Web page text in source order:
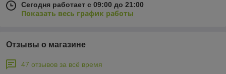
Сегодня работает с 09:00 до 21:00
Показать весь график работы
Отзывы о магазине
47 отзывов за всё время